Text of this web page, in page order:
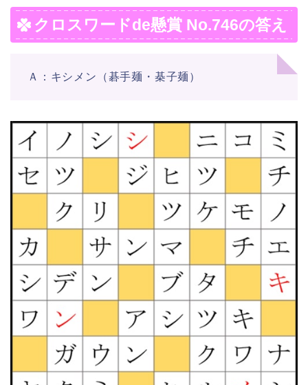
クロスワードde懸賞 No.746の答え
Ａ：キシメン（碁手麺・棊子麺）